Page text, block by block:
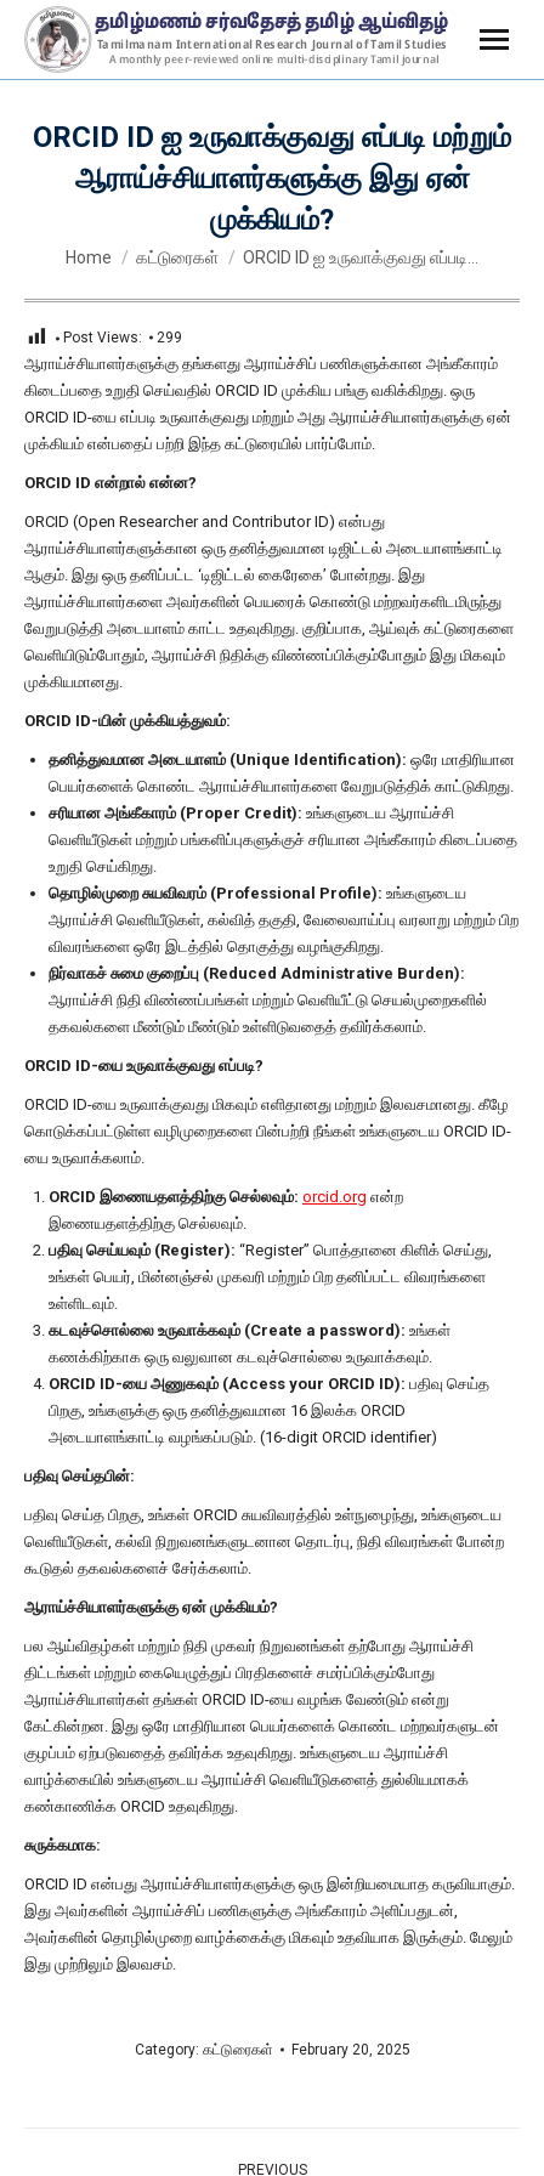
ORCID ID ஐ உருவாக்குவது எப்படி மற்றும்
ஆராய்ச்சியாளர்களுக்கு இது ஏன்
முக்கியம்?
You are here:
Home கட்டுரைகள் ORCID ID ஐ உருவாக்குவது எப்படி…
Post Views: 299
ஆராய்ச்சியாளர்களுக்கு தங்களது ஆராய்ச்சிப் பணிகளுக்கான அங்கீகாரம்
கிடைப்பதை உறுதி செய்வதில் ORCID ID முக்கிய பங்கு வகிக்கிறது. ஒரு
ORCID ID-யை எப்படி உருவாக்குவது மற்றும் அது ஆராய்ச்சியாளர்களுக்கு ஏன்
முக்கியம் என்பதைப் பற்றி இந்த கட்டுரையில் பார்ப்போம்.
ORCID ID என்றால் என்ன?
ORCID (Open Researcher and Contributor ID) என்பது
ஆராய்ச்சியாளர்களுக்கான ஒரு தனித்துவமான டிஜிட்டல் அடையாளங்காட்டி
ஆகும். இது ஒரு தனிப்பட்ட ‘டிஜிட்டல் கைரேகை’ போன்றது. இது
ஆராய்ச்சியாளர்களை அவர்களின் பெயரைக் கொண்டு மற்றவர்களிடமிருந்து
வேறுபடுத்தி அடையாளம் காட்ட உதவுகிறது. குறிப்பாக, ஆய்வுக் கட்டுரைகளை
வெளியிடும்போதும், ஆராய்ச்சி நிதிக்கு விண்ணப்பிக்கும்போதும் இது மிகவும்
முக்கியமானது.
ORCID ID-யின் முக்கியத்துவம்:
தனித்துவமான அடையாளம் (Unique Identification): ஒரே மாதிரியான
பெயர்களைக் கொண்ட ஆராய்ச்சியாளர்களை வேறுபடுத்திக் காட்டுகிறது.
சரியான அங்கீகாரம் (Proper Credit): உங்களுடைய ஆராய்ச்சி
வெளியீடுகள் மற்றும் பங்களிப்புகளுக்குச் சரியான அங்கீகாரம் கிடைப்பதை
உறுதி செய்கிறது.
தொழில்முறை சுயவிவரம் (Professional Profile): உங்களுடைய
ஆராய்ச்சி வெளியீடுகள், கல்வித் தகுதி, வேலைவாய்ப்பு வரலாறு மற்றும் பிற
விவரங்களை ஒரே இடத்தில் தொகுத்து வழங்குகிறது.
நிர்வாகச் சுமை குறைப்பு (Reduced Administrative Burden):
ஆராய்ச்சி நிதி விண்ணப்பங்கள் மற்றும் வெளியீட்டு செயல்முறைகளில்
தகவல்களை மீண்டும் மீண்டும் உள்ளிடுவதைத் தவிர்க்கலாம்.
ORCID ID-யை உருவாக்குவது எப்படி?
ORCID ID-யை உருவாக்குவது மிகவும் எளிதானது மற்றும் இலவசமானது. கீழே
கொடுக்கப்பட்டுள்ள வழிமுறைகளை பின்பற்றி நீங்கள் உங்களுடைய ORCID ID-
யை உருவாக்கலாம்.
ORCID இணையதளத்திற்கு செல்லவும்: orcid.org என்ற
இணையதளத்திற்கு செல்லவும்.
பதிவு செய்யவும் (Register): “Register” பொத்தானை கிளிக் செய்து,
உங்கள் பெயர், மின்னஞ்சல் முகவரி மற்றும் பிற தனிப்பட்ட விவரங்களை
உள்ளிடவும்.
கடவுச்சொல்லை உருவாக்கவும் (Create a password): உங்கள்
கணக்கிற்காக ஒரு வலுவான கடவுச்சொல்லை உருவாக்கவும்.
ORCID ID-யை அணுகவும் (Access your ORCID ID): பதிவு செய்த
பிறகு, உங்களுக்கு ஒரு தனித்துவமான 16 இலக்க ORCID
அடையாளங்காட்டி வழங்கப்படும். (16-digit ORCID identifier)
பதிவு செய்தபின்:
பதிவு செய்த பிறகு, உங்கள் ORCID சுயவிவரத்தில் உள்நுழைந்து, உங்களுடைய
வெளியீடுகள், கல்வி நிறுவனங்களுடனான தொடர்பு, நிதி விவரங்கள் போன்ற
கூடுதல் தகவல்களைச் சேர்க்கலாம்.
ஆராய்ச்சியாளர்களுக்கு ஏன் முக்கியம்?
பல ஆய்விதழ்கள் மற்றும் நிதி முகவர் நிறுவனங்கள் தற்போது ஆராய்ச்சி
திட்டங்கள் மற்றும் கையெழுத்துப் பிரதிகளைச் சமர்ப்பிக்கும்போது
ஆராய்ச்சியாளர்கள் தங்கள் ORCID ID-யை வழங்க வேண்டும் என்று
கேட்கின்றன. இது ஒரே மாதிரியான பெயர்களைக் கொண்ட மற்றவர்களுடன்
குழப்பம் ஏற்படுவதைத் தவிர்க்க உதவுகிறது. உங்களுடைய ஆராய்ச்சி
வாழ்க்கையில் உங்களுடைய ஆராய்ச்சி வெளியீடுகளைத் துல்லியமாகக்
கண்காணிக்க ORCID உதவுகிறது.
சுருக்கமாக:
ORCID ID என்பது ஆராய்ச்சியாளர்களுக்கு ஒரு இன்றியமையாத கருவியாகும்.
இது அவர்களின் ஆராய்ச்சிப் பணிகளுக்கு அங்கீகாரம் அளிப்பதுடன்,
அவர்களின் தொழில்முறை வாழ்க்கைக்கு மிகவும் உதவியாக இருக்கும். மேலும்
இது முற்றிலும் இலவசம்.
Category: கட்டுரைகள் February 20, 2025
PREVIOUS